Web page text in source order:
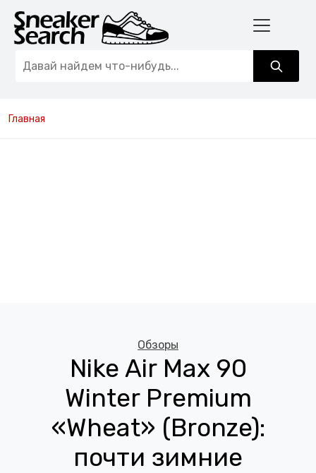
Главная
Categories
Обзоры
Nike Air Max 90
Winter Premium
«Wheat» (Bronze):
почти зимние